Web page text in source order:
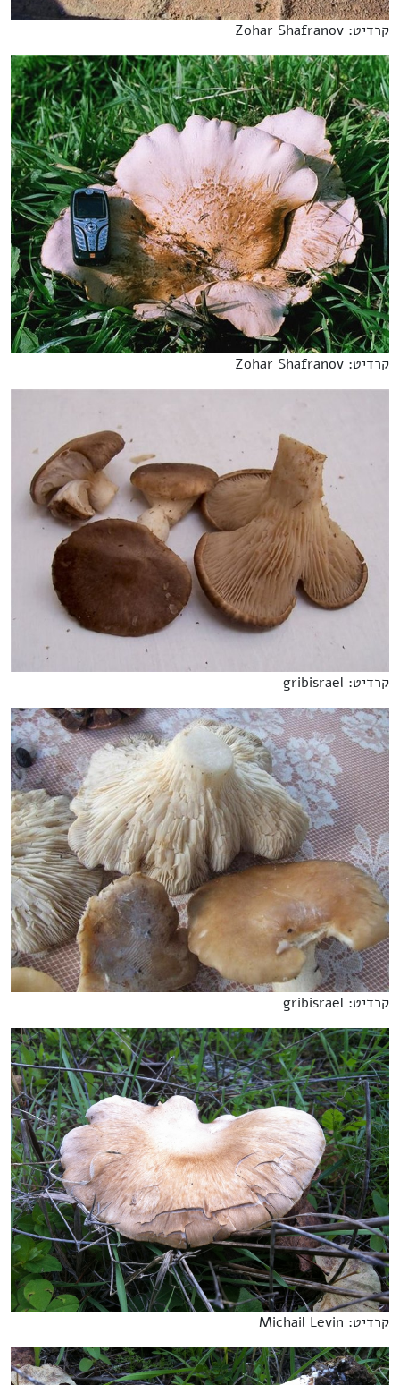
קרדיט: Zohar Shafranov
קרדיט: Zohar Shafranov
קרדיט: gribisrael
קרדיט: gribisrael
קרדיט: Michail Levin